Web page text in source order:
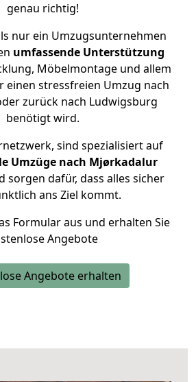
genau richtig!
nur ein Umzugsunternehmen
umfassende Unterstützung
Möbelmontage und allem
einen stressfreien Umzug nach
zurück nach Ludwigsburg
benötigt wird.
sind spezialisiert auf
Umzüge nach Mjørkadalur
sorgen dafür, dass alles sicher
ans Ziel kommt.
Formular aus und erhalten Sie
Angebote
Angebote erhalten